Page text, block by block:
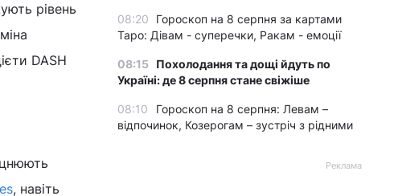
рівень
DASH
, навіть
08:20
Гороскоп на 8 серпня за картами
Таро: Дівам - суперечки, Ракам - емоції
08:15 Похолодання та дощі йдуть по
Україні: де 8 серпня стане свіжіше
08:10
Гороскоп на 8 серпня: Левам –
відпочинок, Козерогам – зустріч з рідними
Реклама